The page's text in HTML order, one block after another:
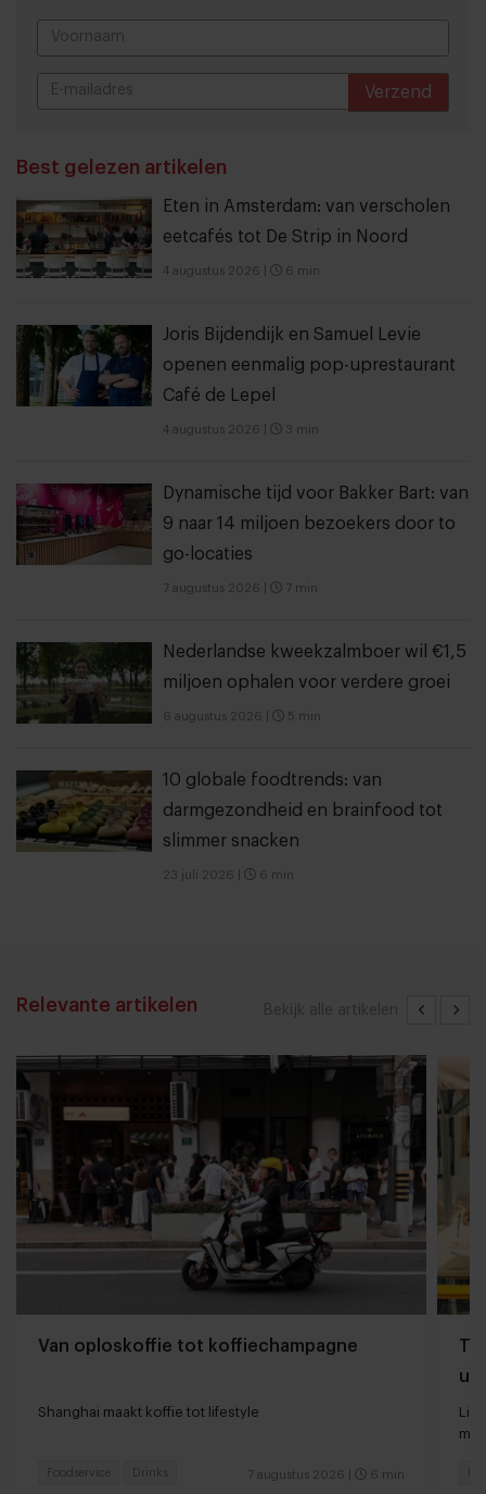
Verzend
Best gelezen artikelen
Eten in Amsterdam: van verscholen
eetcafés tot De Strip in Noord
4 augustus 2026 6 min
Joris Bijdendijk en Samuel Levie
openen eenmalig pop-uprestaurant
Café de Lepel
4 augustus 2026 3 min
Dynamische tijd voor Bakker Bart: van
9 naar 14 miljoen bezoekers door to
go-locaties
7 augustus 2026 7 min
Nederlandse kweekzalmboer wil €1,5
miljoen ophalen voor verdere groei
6 augustus 2026 5 min
10 globale foodtrends: van
darmgezondheid en brainfood tot
slimmer snacken
23 juli 2026 6 min
Bekijk alle artikelen
Relevante artikelen
Van oploskoffie tot koffiechampagne
Shanghai maakt koffie tot lifestyle
7 augustus 2026 6 min
Foodservice Drinks